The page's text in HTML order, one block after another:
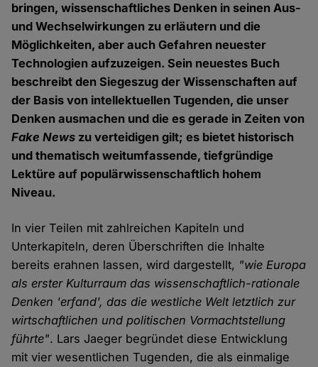
bringen, wissenschaftliches Denken in seinen Aus-
und Wechselwirkungen zu erläutern und die
Möglichkeiten, aber auch Gefahren neuester
Technologien aufzuzeigen. Sein neuestes Buch
beschreibt den Siegeszug der Wissenschaften auf
der Basis von intellektuellen Tugenden, die unser
Denken ausmachen und die es gerade in Zeiten von
Fake News zu verteidigen gilt; es bietet historisch
und thematisch weitumfassende, tiefgründige
Lektüre auf populärwissenschaftlich hohem
Niveau.
In vier Teilen mit zahlreichen Kapiteln und
Unterkapiteln, deren Überschriften die Inhalte
bereits erahnen lassen, wird dargestellt, "wie Europa
als erster Kulturraum das wissenschaftlich-rationale
Denken 'erfand', das die westliche Welt letztlich zur
wirtschaftlichen und politischen Vormachtstellung
führte". Lars Jaeger begründet diese Entwicklung
mit vier wesentlichen Tugenden, die als einmalige